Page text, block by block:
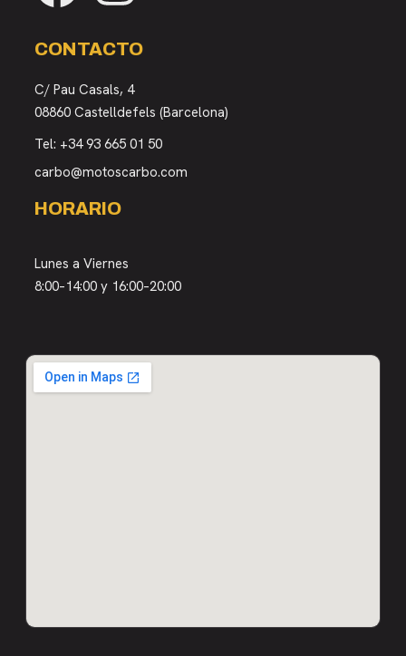
CONTACTO
C/ Pau Casals, 4
08860 Castelldefels (Barcelona)
Tel: +34 93 665 01 50
carbo@motoscarbo.com
HORARIO
Lunes a Viernes
8:00–14:00 y 16:00–20:00